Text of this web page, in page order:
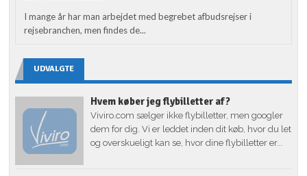
I mange år har man arbejdet med begrebet afbudsrejser i
rejsebranchen, men findes de...
UDVALGTE
Hvem køber jeg flybilletter af?
Viviro.com sælger ikke flybilletter, men googler
dem for dig. Vi er leddet inden dit køb, hvor du let
og overskueligt kan se, hvor dine flybilletter er...